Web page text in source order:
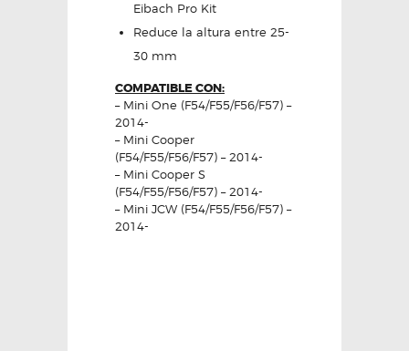
Eibach Pro Kit
Reduce la altura entre 25-
30 mm
COMPATIBLE CON:
– Mini One (F54/F55/F56/F57) –
2014-
– Mini Cooper
(F54/F55/F56/F57) – 2014-
– Mini Cooper S
(F54/F55/F56/F57) – 2014-
– Mini JCW (F54/F55/F56/F57) –
2014-